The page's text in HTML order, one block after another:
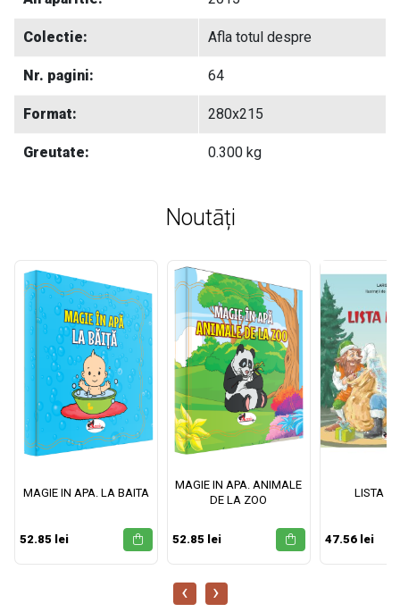
Colectie: Afla totul despre
Nr. pagini: 64
Format: 280x215
Greutate: 0.300 kg
Noutāți
MAGIE IN APA. LA BAITA
52.85 lei
MAGIE IN APA. ANIMALE
DE LA ZOO
52.85 lei
LISTA
47.56 lei
‹ ›